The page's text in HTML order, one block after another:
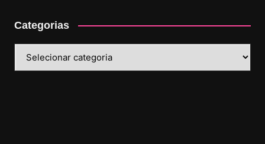
Categorias